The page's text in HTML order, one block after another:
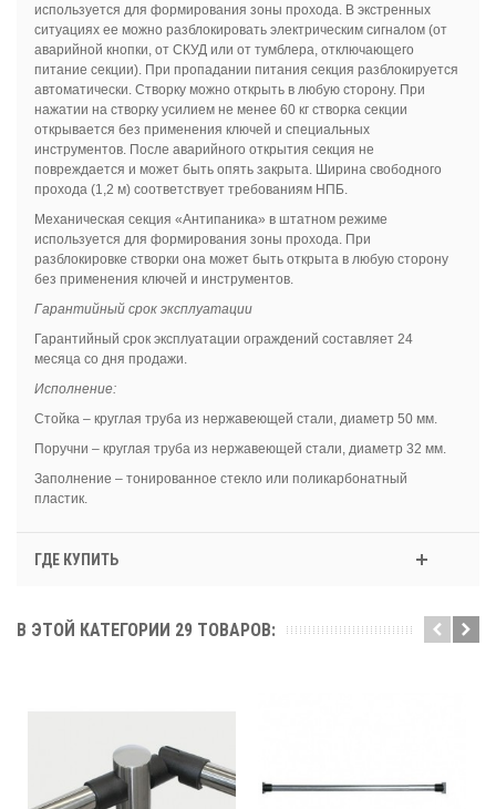
используется для формирования зоны прохода. В экстренных
ситуациях ее можно разблокировать электрическим сигналом (от
аварийной кнопки, от СКУД или от тумблера, отключающего
питание секции). При пропадании питания секция разблокируется
автоматически. Створку можно открыть в любую сторону. При
нажатии на створку усилием не менее 60 кг створка секции
открывается без применения ключей и специальных
инструментов. После аварийного открытия секция не
повреждается и может быть опять закрыта. Ширина свободного
прохода (1,2 м) соответствует требованиям НПБ.
Механическая секция «Антипаника» в штатном режиме
используется для формирования зоны прохода. При
разблокировке створки она может быть открыта в любую сторону
без применения ключей и инструментов.
Гарантийный срок эксплуатации
Гарантийный срок эксплуатации ограждений составляет 24
месяца со дня продажи.
Исполнение:
Стойка – круглая труба из нержавеющей стали, диаметр 50 мм.
Поручни – круглая труба из нержавеющей стали, диаметр 32 мм.
Заполнение – тонированное стекло или поликарбонатный
пластик.
ГДЕ КУПИТЬ
В ЭТОЙ КАТЕГОРИИ 29 ТОВАРОВ: